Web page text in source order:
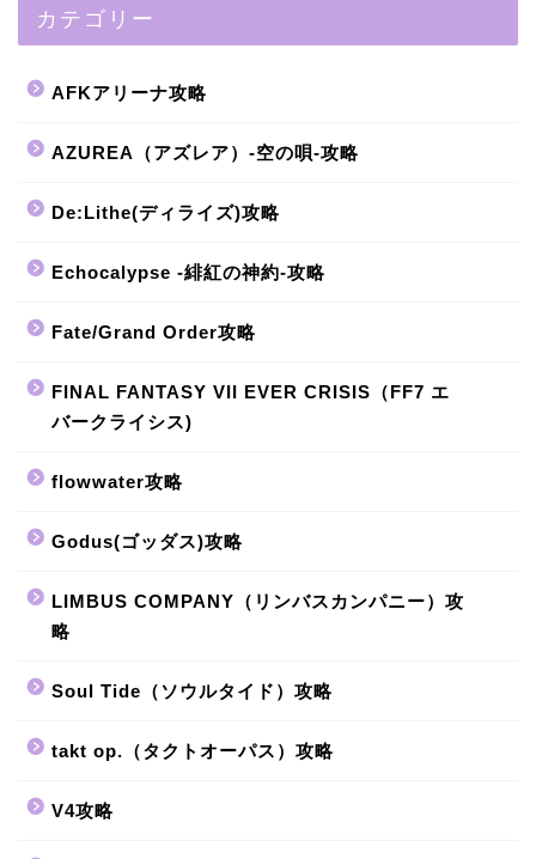
カテゴリー
AFKアリーナ攻略
AZUREA（アズレア）-空の唄-攻略
De:Lithe(ディライズ)攻略
Echocalypse -緋紅の神約-攻略
Fate/Grand Order攻略
FINAL FANTASY VII EVER CRISIS（FF7 エ
バークライシス)
flowwater攻略
Godus(ゴッダス)攻略
LIMBUS COMPANY（リンバスカンパニー）攻
略
Soul Tide（ソウルタイド）攻略
takt op.（タクトオーパス）攻略
V4攻略